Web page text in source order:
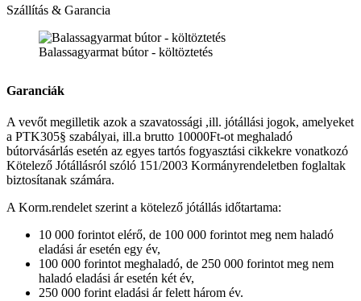
Szállítás & Garancia
Balassagyarmat bútor - költöztetés
Garanciák
A vevőt megilletik azok a szavatossági ,ill. jótállási jogok, amelyeket
a PTK305§ szabályai, ill.a brutto 10000Ft-ot meghaladó
bútorvásárlás esetén az egyes tartós fogyasztási cikkekre vonatkozó
Kötelező Jótállásról szóló 151/2003 Kormányrendeletben foglaltak
biztosítanak számára.
A Korm.rendelet szerint a kötelező jótállás időtartama:
10 000 forintot elérő, de 100 000 forintot meg nem haladó
eladási ár esetén egy év,
100 000 forintot meghaladó, de 250 000 forintot meg nem
haladó eladási ár esetén két év,
250 000 forint eladási ár felett három év.